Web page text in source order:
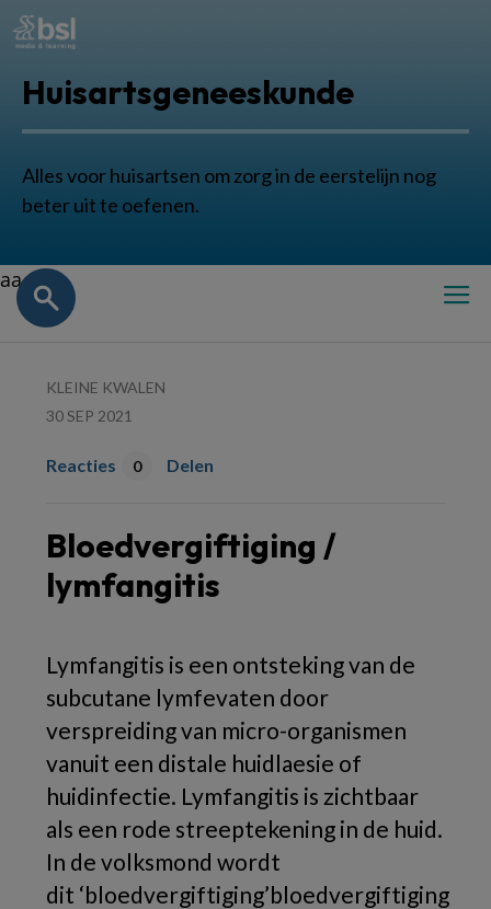
Huisartsgeneeskunde
Alles voor huisartsen om zorg in de eerstelijn nog
beter uit te oefenen.
aa
KLEINE KWALEN
30 SEP 2021
Reacties 0 Delen
Bloedvergiftiging /
lymfangitis
Lymfangitis is een ontsteking van de
subcutane lymfevaten door
verspreiding van micro-organismen
vanuit een distale huidlaesie of
huidinfectie. Lymfangitis is zichtbaar
als een rode streeptekening in de huid.
In de volksmond wordt
dit ‘bloedvergiftiging’bloedvergiftiging